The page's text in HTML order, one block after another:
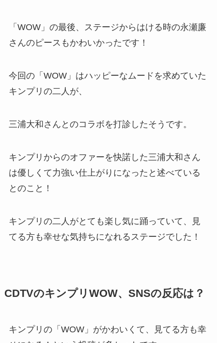
「WOW」の最後、ステージからはける時の永瀬廉
さんのピースもかわいかったです！
今回の「WOW」はハッピーなムードを求めていた
キンプリの二人が、
三浦大和さんとのコラボを打診したそうです。
キンプリからのオファーを快諾した三浦大和さん
は優しくて力強い仕上がりになったと述べている
とのこと！
キンプリの二人がとても楽し気に踊っていて、見
てる方も幸せな気持ちになれるステージでした！
CDTVのキンプリWOW、SNSの反応は？
キンプリの「WOW」がかわいくて、見てる方も幸